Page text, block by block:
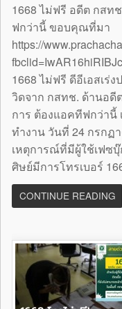
1668 ไม่ฟรี อดีต กสท
ฟกว่านี้ ขอบคุณที่มา
https://
1668 ไม่ฟรี ดีอีเอสเร่
วิดจาก กสทช. ด้านอ
การ ต้องแอคทีฟกว่านี้
ทำงาน วันที่ 24 กรกฏ
เหตุการณ์ที่มีผู้ใช้เฟซ
ศิษย์มีการโทรเบอร์
CONTINUE READING